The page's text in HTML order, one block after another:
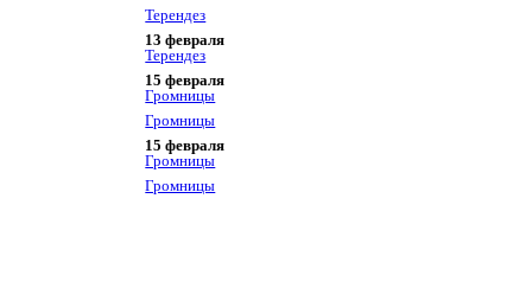
Терендез
13 февраля
Терендез
15 февраля
Громницы
Громницы
15 февраля
Громницы
Громницы